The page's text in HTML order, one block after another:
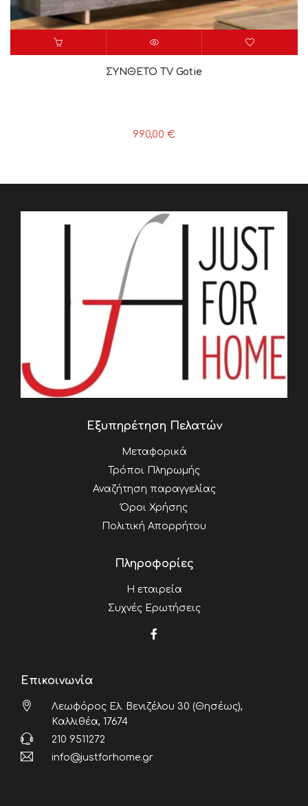
ΣΥΝΘΕΤΟ TV Gotie
990,00 €
Εξυπηρέτηση Πελατών
Μεταφορικά
Τρόποι Πληρωμής
Αναζήτηση παραγγελίας
Όροι Χρήσης
Πολιτική Απορρήτου
Πληροφορίες
Η εταιρεία
Συχνές Ερωτήσεις
Επικοινωνία
Λεωφόρος Ελ. Βενιζέλου 30 (Θησέως),
Καλλιθέα, 17674
210 9511272
info@justforhome.gr